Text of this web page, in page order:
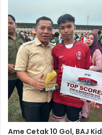
Ame Cetak 10 Gol, BAJ Kid